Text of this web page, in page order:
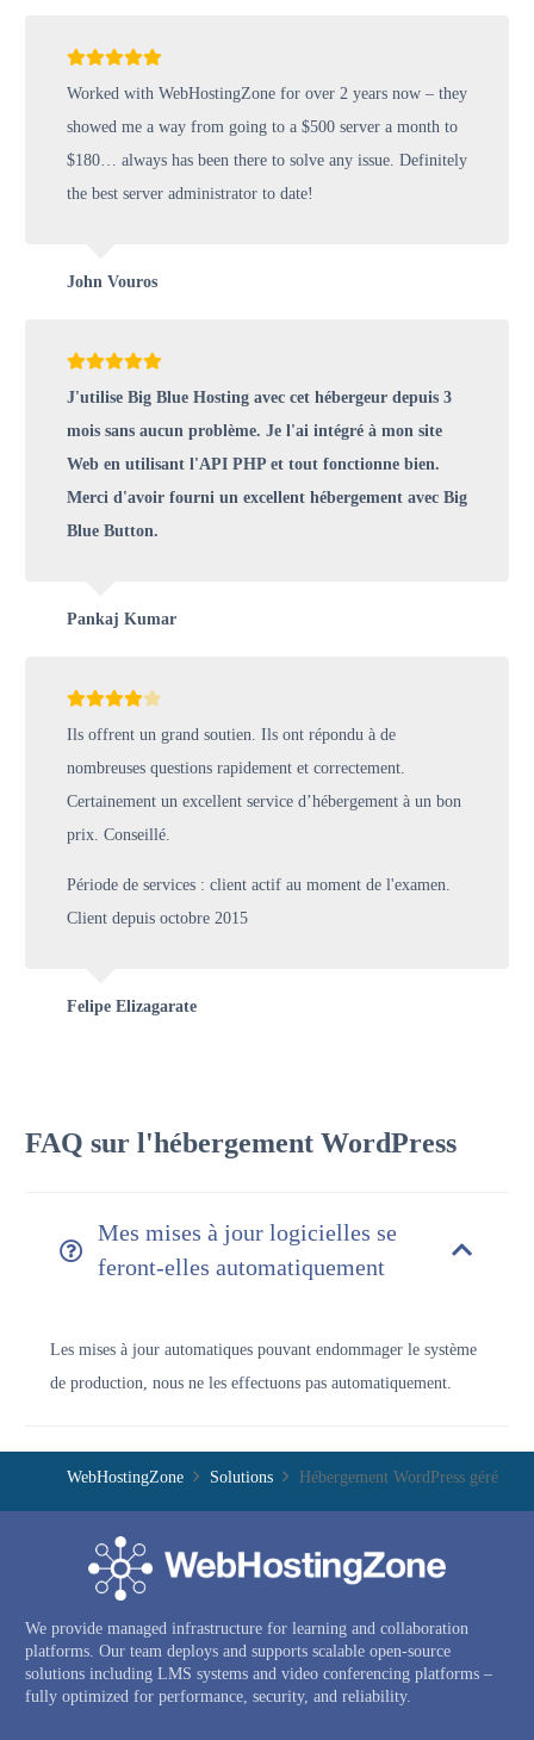
Worked with WebHostingZone for over 2 years now – they
showed me a way from going to a $500 server a month to
$180… always has been there to solve any issue. Definitely
the best server administrator to date!
John Vouros
J'utilise Big Blue Hosting avec cet hébergeur depuis 3
mois sans aucun problème. Je l'ai intégré à mon site
Web en utilisant l'API PHP et tout fonctionne bien.
Merci d'avoir fourni un excellent hébergement avec Big
Blue Button.
Pankaj Kumar
Ils offrent un grand soutien. Ils ont répondu à de
nombreuses questions rapidement et correctement.
Certainement un excellent service d’hébergement à un bon
prix. Conseillé.
Période de services : client actif au moment de l'examen.
Client depuis octobre 2015
Felipe Elizagarate
FAQ sur l'hébergement WordPress
Mes mises à jour logicielles se
feront-elles automatiquement
Les mises à jour automatiques pouvant endommager le système
de production, nous ne les effectuons pas automatiquement.
WebHostingZone Solutions Hébergement WordPress géré
We provide managed infrastructure for learning and collaboration
platforms. Our team deploys and supports scalable open-source
solutions including LMS systems and video conferencing platforms –
fully optimized for performance, security, and reliability.